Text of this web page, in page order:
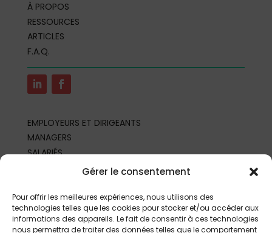
Gérer le consentement
Pour offrir les meilleures expériences, nous utilisons des
technologies telles que les cookies pour stocker et/ou accéder aux
informations des appareils. Le fait de consentir à ces technologies
nous permettra de traiter des données telles que le comportement
À PROPOS
RESSOURCES
ARTICLES
F.A.Q.
EMPLOYEURS ET DIRIGEANTS
MANAGERS
SALARIÉS
REPRÉSENTANTS DU PERSONNEL
PARTENAIRES ET PROFESSIONNELS